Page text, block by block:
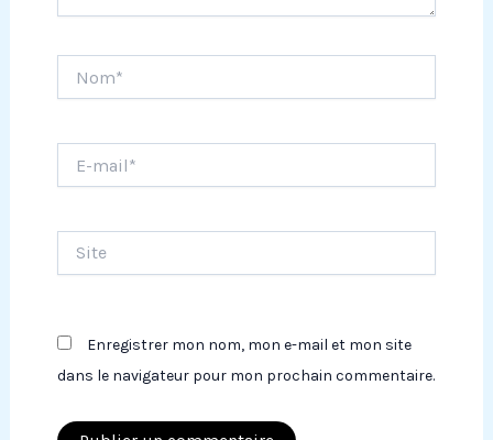
mail*
Enregistrer mon nom, mon e-mail et mon site
dans le navigateur pour mon prochain commentaire.